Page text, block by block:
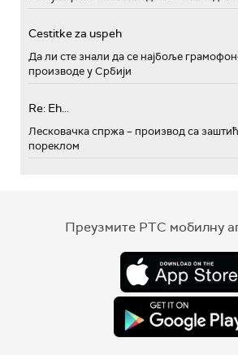
Cestitke za uspeh
Да ли сте знали да се најбоље
производе у Србији
Re: Eh...
Лесковачка спржа – производ са
пореклом
Преузмите РТС мобилну